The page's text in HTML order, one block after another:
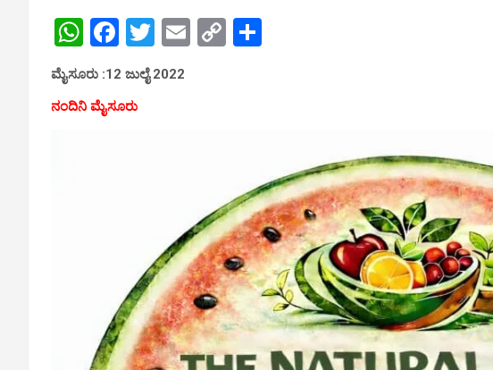
W
h
at
s
F
a
ce
b
T
wi
tt
E
C
ಮೈಸೂರು :12 ಜುಲೈ 2022
ನಂದಿನಿ ಮೈಸೂರು